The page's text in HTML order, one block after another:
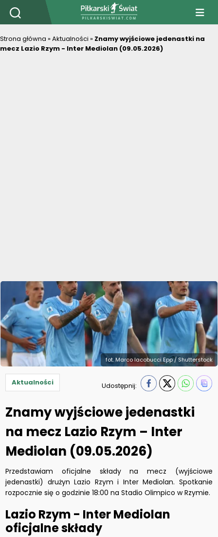
PiłkarskiSwiat.com
Strona główna »Aktualności » Znamy wyjściowe jedenastki na
mecz Lazio Rzym - Inter Mediolan (09.05.2026)
fot. Marco Iacobucci Epp / Shutterstock
Aktualności Udostępnij:
Znamy wyjściowe jedenastki
na mecz Lazio Rzym – Inter
Mediolan (09.05.2026)
Przedstawiam oficjalne składy na mecz (wyjściowe
jedenastki) drużyn Lazio Rzym i Inter Mediolan. Spotkanie
rozpocznie się o godzinie 18:00 na Stadio Olimpico w Rzymie.
Lazio Rzym - Inter Mediolan
oficjalne składy